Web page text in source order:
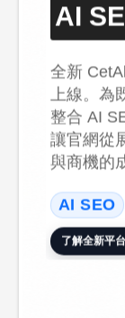
AI
全新
上線。為
整合 AI
讓官網從
與商機的
AI SEO
了解全新平台